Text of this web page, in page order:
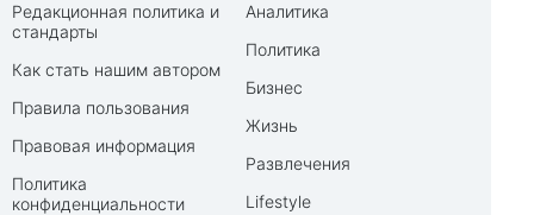
Редакционная политика и
стандарты
Как стать нашим автором
Правила пользования
Правовая информация
Политика
конфиденциальности
Аналитика
Политика
Бизнес
Жизнь
Развлечения
Lifestyle